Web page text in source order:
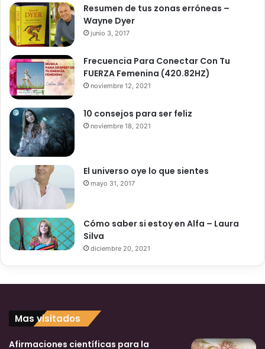
s
c
o
m
X
l
i
c
a
d
o
.
c
m
Resumen de tus zonas erróneas –
Wayne Dyer
junio 3, 2017
Frecuencia Para Conectar Con Tu
FUERZA Femenina (420.82HZ)
noviembre 12, 2021
10 consejos para ser feliz
noviembre 18, 2021
El universo oye lo que sientes
mayo 31, 2017
Cómo saber si estoy en Alfa – Laura
Silva
diciembre 20, 2021
Mas visitados
Afirmaciones científicas para la